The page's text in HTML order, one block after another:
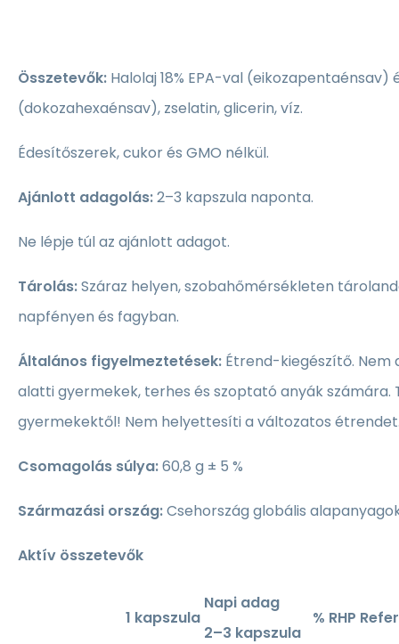
Összetevők: Halolaj 18% EPA-val (eikozapentaénsav)
(dokozahexaénsav), zselatin, glicerin, víz.
Édesítőszerek, cukor és GMO nélkül.
Ajánlott adagolás:2–3 kapszula naponta.
Ne lépje túl az ajánlott adagot.
Tárolás:Száraz helyen, szobahőmérsékleten
napfényen és fagyban.
Általános figyelmeztetések: Étrend-kiegészítő. Nem
alatti gyermekek, terhes és szoptató anyák számára.
gyermekektől! Nem helyettesíti a változatos
Csomagolás súlya:60,8 g ± 5 %
Származási ország:Csehország globális
Aktív összetevők
1 kapszula
Napi adag
2–3 kapszula
% RHP